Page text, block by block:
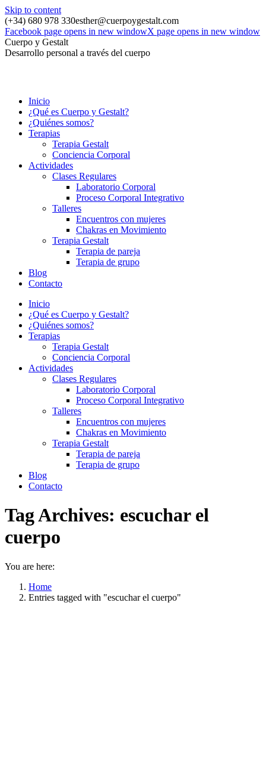
Skip to content
(+34) 680 978 330esther@cuerpoygestalt.com
Facebook page opens in new windowX page opens in new window
Cuerpo y Gestalt
Desarrollo personal a través del cuerpo
Inicio
¿Qué es Cuerpo y Gestalt?
¿Quiénes somos?
Terapias
Terapia Gestalt
Conciencia Corporal
Actividades
Clases Regulares
Laboratorio Corporal
Proceso Corporal Integrativo
Talleres
Encuentros con mujeres
Chakras en Movimiento
Terapia Gestalt
Terapia de pareja
Terapia de grupo
Blog
Contacto
Inicio
¿Qué es Cuerpo y Gestalt?
¿Quiénes somos?
Terapias
Terapia Gestalt
Conciencia Corporal
Actividades
Clases Regulares
Laboratorio Corporal
Proceso Corporal Integrativo
Talleres
Encuentros con mujeres
Chakras en Movimiento
Terapia Gestalt
Terapia de pareja
Terapia de grupo
Blog
Contacto
Tag Archives: escuchar el
cuerpo
You are here:
Home
Entries tagged with "escuchar el cuerpo"